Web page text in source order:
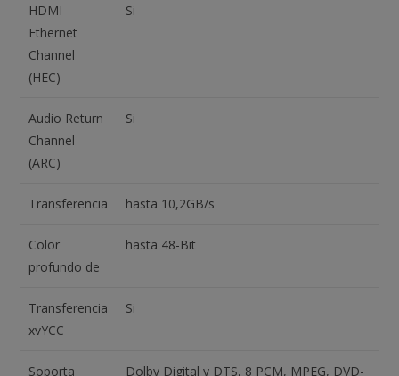
HDMI
Ethernet
Channel
(HEC)
Si
Audio Return
Channel
(ARC)
Si
Transferencia hasta 10,2GB/s
Color
profundo de
hasta 48-Bit
Transferencia
xvYCC
Si
Soporta
Dolby Digital y DTS, 8 PCM, MPEG, DVD-